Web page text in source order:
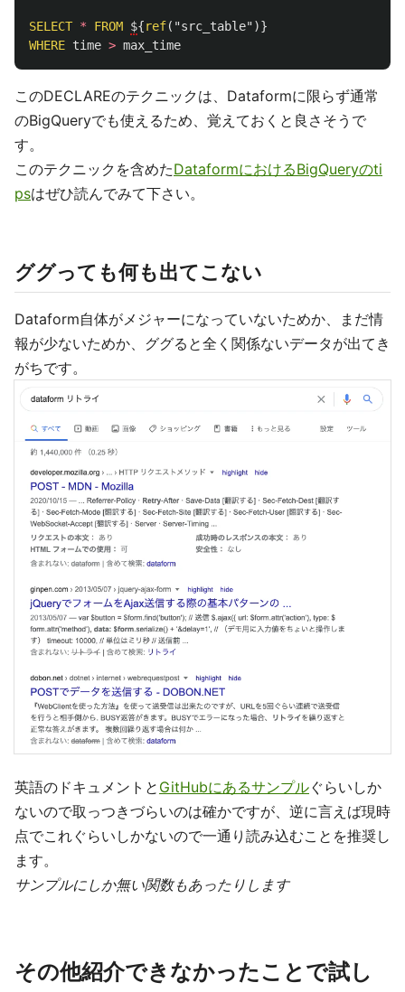
SELECT * FROM ${ref( "src_table")}
WHERE time > max_time
このDECLAREのテクニックは、Dataformに限らず通常
のBigQueryでも使えるため、覚えておくと良さそうで
す。
このテクニックを含めたDataformにおけるBigQueryのti
psはぜひ読んでみて下さい。
ググっても何も出てこない
Dataform自体がメジャーになっていないためか、まだ情
報が少ないためか、ググると全く関係ないデータが出てき
がちです。
英語のドキュメントと GitHubにあるサンプルぐらいしか
ないので取っつきづらいのは確かですが、逆に言えば現時
点でこれぐらいしかないので一通り読み込むことを推奨し
ます。
サンプルにしか無い関数もあったりします
その他紹介できなかったことで試し